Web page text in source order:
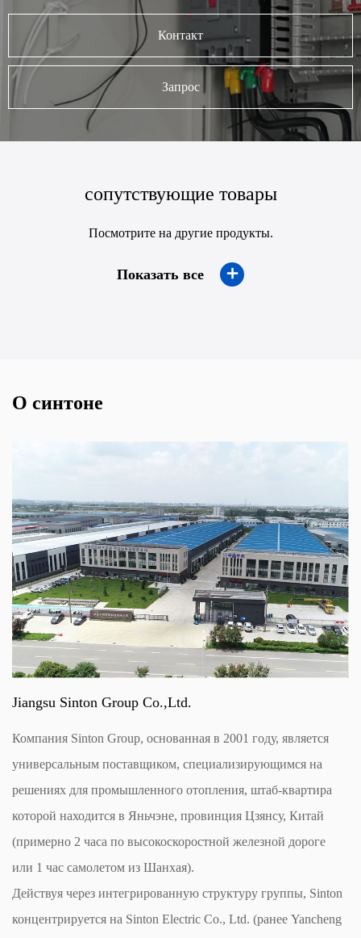
Контакт
Запрос
сопутствующие товары
Посмотрите на другие продукты.
Показать все ＋
О синтоне
Jiangsu Sinton Group Co.,Ltd.
Компания Sinton Group, основанная в 2001 году, является
универсальным поставщиком, специализирующимся на
решениях для промышленного отопления, штаб-квартира
которой находится в Яньчэне, провинция Цзянсу, Китай
(примерно 2 часа по высокоскоростной железной дороге
или 1 час самолетом из Шанхая).
Действуя через интегрированную структуру группы, Sinton
концентрируется на Sinton Electric Co., Ltd. (ранее Yancheng